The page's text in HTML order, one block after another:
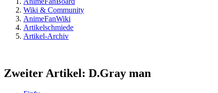
Wiki & Community
AnimeFanWiki
Artikelschmiede
Artikel-Archiv
Zweiter Artikel: D.Gray man